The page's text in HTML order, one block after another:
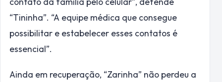
“Tininha”. “A equipe médica que consegue
possibilitar e estabelecer esses contatos é
essencial”.
Ainda em recuperação, “Zarinha” não perdeu a